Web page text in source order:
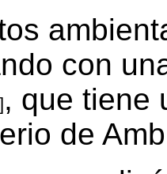
con
, que tiene
de